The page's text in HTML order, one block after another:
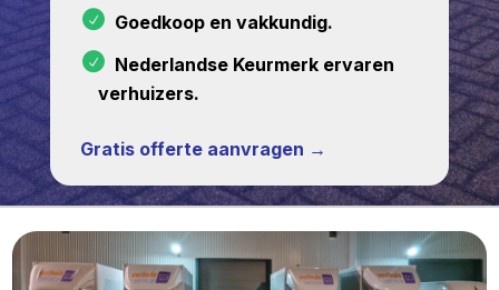
Goedkoop en vakkundig.
Nederlandse Keurmerk ervaren
verhuizers.
Gratis offerte aanvragen →